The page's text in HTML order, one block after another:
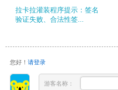
拉卡拉灌装程序提示：签名
验证失败、合法性签...
您好！ 请登录
游客名称：